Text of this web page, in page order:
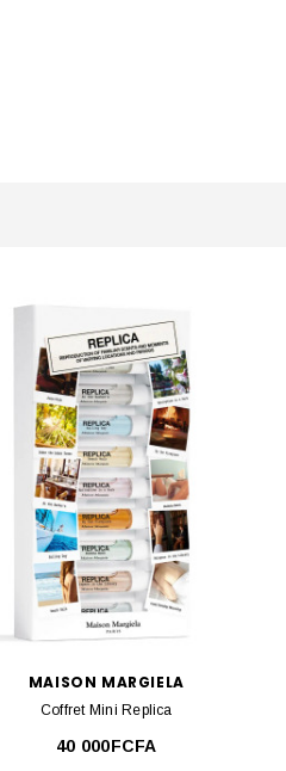
MAISON MARGIELA
Coffret Mini Replica
40 000FCFA